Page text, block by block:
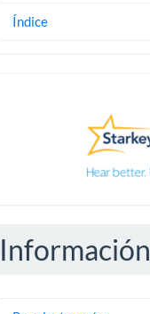
Índice
Información